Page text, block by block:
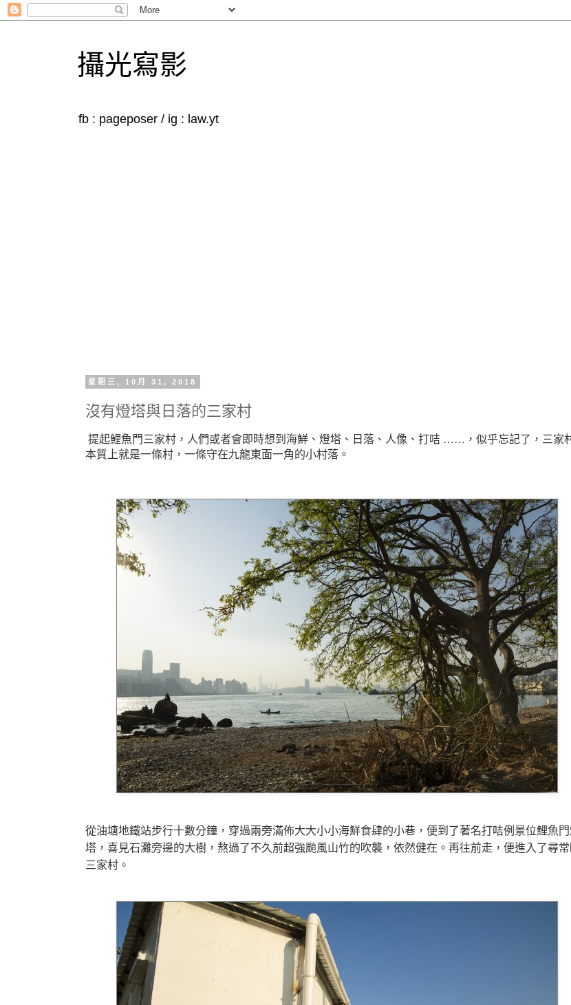
攝光寫影
fb : pageposer / ig : law.yt
星期三, 10月 31, 2018
沒有燈塔與日落的三家村
提起鯉魚門三家村，人們或者會即時想到海鮮、燈塔、日落、人像、打咭 ……，似乎忘記了，三家
本質上就是一條村，一條守在九龍東面一角的小村落。
從油塘地鐵站步行十數分鐘，穿過兩旁滿佈大大小小海鮮食肆的小巷，便到了著名打咭例景位鯉魚
塔，喜見石灘旁邊的大樹，熬過了不久前超強颱風山竹的吹襲，依然健在。再往前走，便進入了尋
三家村。